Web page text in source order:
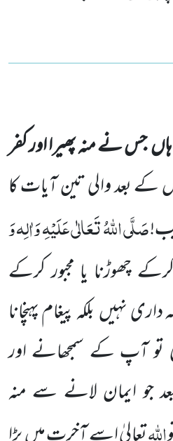
جس نے منہ پھیرا اور کفر
بعد والی تین آیات کا
صَلَّی اللّٰہُ تَعَالٰی عَلَیْہِ وَاٰلِہ وَ
چھوڑنا یا مجبور کرکے
داری نہیںبلکہ پیغام پہنچانا
آپ کے سمجھانے اور
جو ایمان لانے سے منہ
اللّٰہ